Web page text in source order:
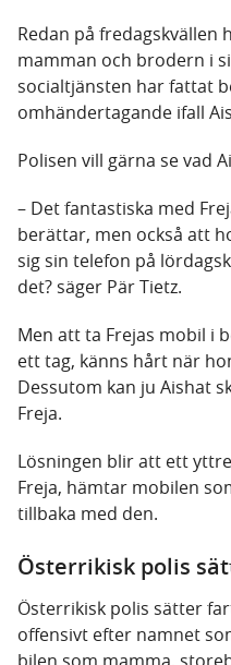
Redan på
mamman och brodern i
socialtjänsten har fattat
omhändertagande ifall
Polisen vill gärna se vad
– Det fantastiska med
berättar, men också att
sig sin telefon på
det? säger Pär Tietz.
Men att ta Frejas mobil i
ett tag, känns hårt när
Dessutom kan ju Aishat
Freja.
Lösningen blir att ett
Freja, hämtar mobilen
tillbaka med den.
Österrikisk polis
Österrikisk polis sätter
offensivt efter namnet